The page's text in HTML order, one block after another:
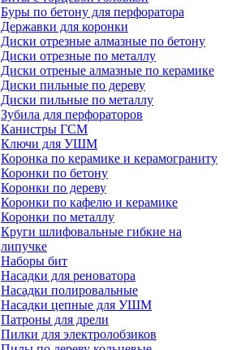
Буры по бетону для перфоратора
Державки для коронки
Диски отрезные алмазные по бетону
Диски отрезные по металлу
Диски отреные алмазные по керамике
Диски пильные по дереву
Диски пильные по металлу
Зубила для перфораторов
Канистры ГСМ
Ключи для УШМ
Коронка по керамике и керамограниту
Коронки по бетону
Коронки по дереву
Коронки по кафелю и керамике
Коронки по металлу
Круги шлифовальные гибкие на
липучке
Наборы бит
Насадки для реноватора
Насадки полировальные
Насадки цепные для УШМ
Патроны для дрели
Пилки для электролобзиков